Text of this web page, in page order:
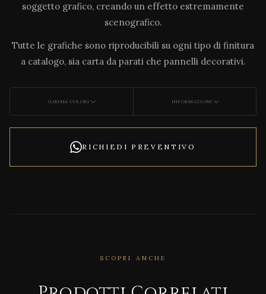
soggetto grafico, creando un effetto estremamente
scenografico.
Tutte le grafiche sono riproducibili su ogni tipo di finitura
a catalogo, sia carta da parati che pannelli decorativi.
GAMMA COLORI INFORMAZIONI
RICHIEDI PREVENTIVO
SCOPRI ANCHE
Con